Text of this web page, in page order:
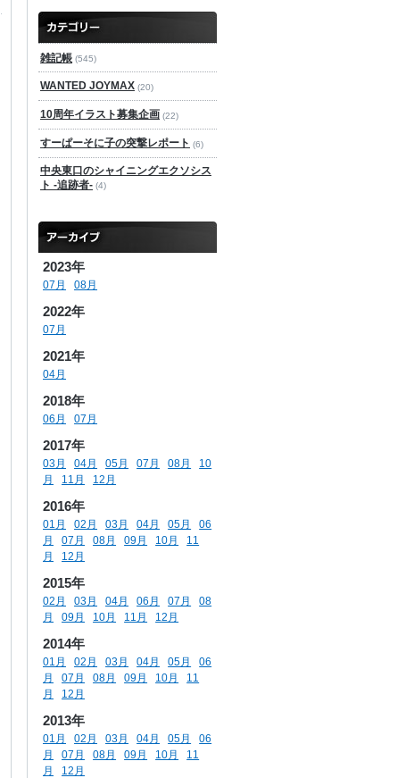
雑記帳 (545)
WANTED JOYMAX (20)
10周年イラスト募集企画 (22)
すーぱーそに子の突撃レポート (6)
中央東口のシャイニングエクソシス
ト -追跡者- (4)
2023年
07月 08月
2022年
07月
2021年
04月
2018年
06月 07月
2017年
03月 04月 05月 07月 08月
10
月
11月 12月
2016年
01月 02月 03月 04月 05月
06
月
07月 08月 09月 10月
11
月
12月
2015年
02月 03月 04月 06月 07月
08
月
09月 10月 11月 12月
2014年
01月 02月 03月 04月 05月
06
月
07月 08月 09月 10月
11
月
12月
2013年
01月 02月 03月 04月 05月
06
月
07月 08月 09月 10月
11
月
12月